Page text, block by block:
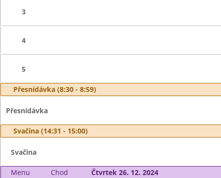
3
4
5
Přesnídávka (8:30 - 8:59)
Přesnídávka
Svačina (14:31 - 15:00)
Svačina
Menu Chod
Čtvrtek 26. 12. 2024